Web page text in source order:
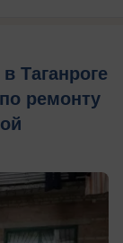
Таганроге
ремонту